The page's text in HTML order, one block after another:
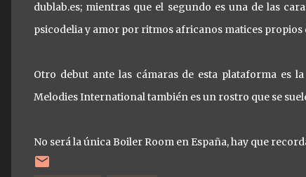
dublab.es; mientras que el segundo es una de las
psicodelia y amor por ritmos africanos matices
Otro debut ante las cámaras de esta plataforma es
Melodies International también es un rostro que se
No será la única Boiler Room en España, hay que